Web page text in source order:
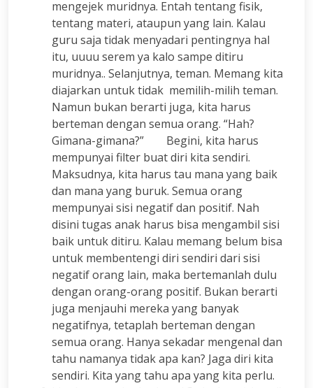
mengejek muridnya. Entah tentang fisik,
tentang materi, ataupun yang lain. Kalau
guru saja tidak menyadari pentingnya hal
itu, uuuu serem ya kalo sampe ditiru
muridnya.. Selanjutnya, teman. Memang kita
diajarkan untuk tidak memilih-milih teman.
Namun bukan berarti juga, kita harus
berteman dengan semua orang. “Hah?
Gimana-gimana?” Begini, kita harus
mempunyai filter buat diri kita sendiri.
Maksudnya, kita harus tau mana yang baik
dan mana yang buruk. Semua orang
mempunyai sisi negatif dan positif. Nah
disini tugas anak harus bisa mengambil sisi
baik untuk ditiru. Kalau memang belum bisa
untuk membentengi diri sendiri dari sisi
negatif orang lain, maka bertemanlah dulu
dengan orang-orang positif. Bukan berarti
juga menjauhi mereka yang banyak
negatifnya, tetaplah berteman dengan
semua orang. Hanya sekadar mengenal dan
tahu namanya tidak apa kan? Jaga diri kita
sendiri. Kita yang tahu apa yang kita perlu.